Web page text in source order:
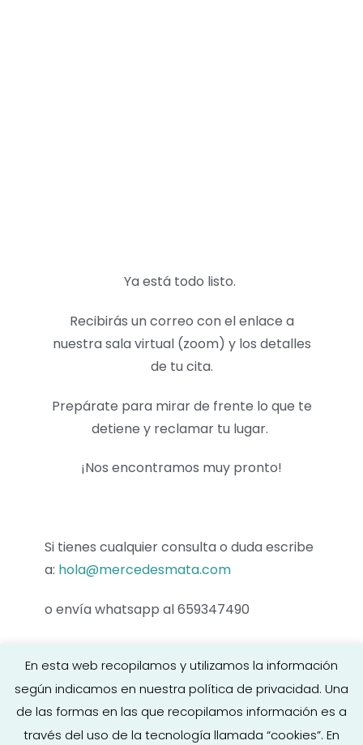
Ya está todo listo.
Recibirás un correo con el enlace a
nuestra sala virtual (zoom) y los detalles
de tu cita.
Prepárate para mirar de frente lo que te
detiene y reclamar tu lugar.
¡Nos encontramos muy pronto!
Si tienes cualquier consulta o duda escribe
a: hola@mercedesmata.com
o envía whatsapp al 659347490
En esta web recopilamos y utilizamos la información
según indicamos en nuestra política de privacidad. Una
de las formas en las que recopilamos información es a
través del uso de la tecnología llamada “cookies”. En